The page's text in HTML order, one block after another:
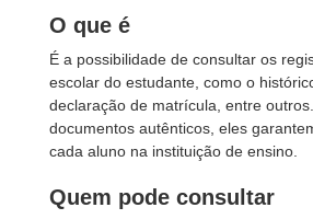
O que é
É a possibilidade de consultar os
escolar do estudante, como o
declaração de matrícula, entre
documentos autênticos, eles
cada aluno na instituição de ensino.
Quem pode consultar